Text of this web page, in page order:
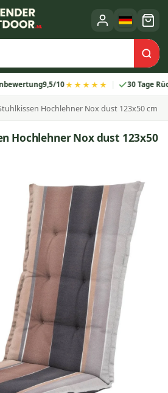
9,5/10★★★★★ 30 Tage
Hochlehner Nox dust 123x50 cm
Hochlehner Nox dust 123x50